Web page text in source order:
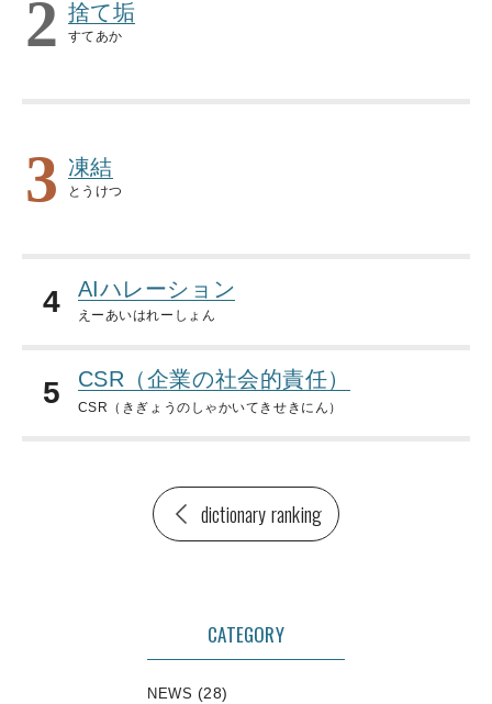
2 捨て垢
すてあか
3 凍結
とうけつ
4 AIハレーション
えーあいはれーしょん
5 CSR（企業の社会的責任）
CSR（きぎょうのしゃかいてきせきにん）
dictionary ranking
CATEGORY
NEWS (28)